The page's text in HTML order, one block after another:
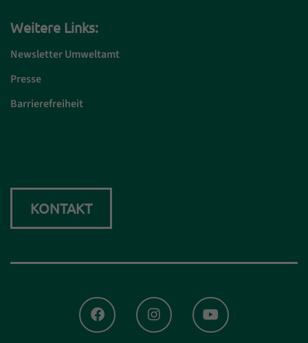
Weitere Links:
Newsletter Umweltamt
Presse
Barrierefreiheit
KONTAKT
FACEBOOKINSTAGRAMYOUTUBE